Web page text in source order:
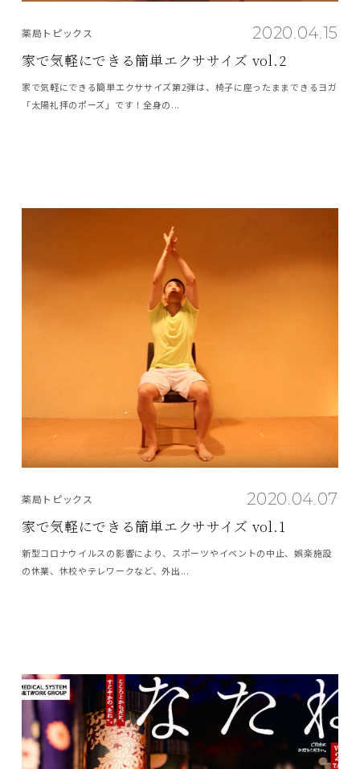
2020.04.15
薬局トピックス
家で気軽にできる簡単エクササイズ vol.2
家で気軽にできる簡単エクササイズ第2弾は、椅子に座ったままできるヨガ
「太陽礼拝のポーズ」です！全身の...
2020.04.07
薬局トピックス
家で気軽にできる簡単エクササイズ vol.1
新型コロナウイルスの影響により、スポーツやイベントの中止、娯楽施設
の休業、休校やテレワークなど、外出...